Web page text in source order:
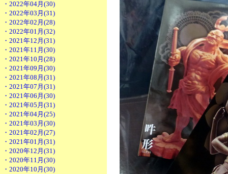
・2022年04月(30)
・2022年03月(31)
・2022年02月(28)
・2022年01月(32)
・2021年12月(31)
・2021年11月(30)
・2021年10月(28)
・2021年09月(30)
・2021年08月(31)
・2021年07月(31)
・2021年06月(30)
・2021年05月(31)
・2021年04月(25)
・2021年03月(30)
・2021年02月(27)
・2021年01月(31)
・2020年12月(31)
・2020年11月(30)
・2020年10月(30)